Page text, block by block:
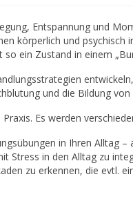
Entspannung und
körperlich und
ein Zustand in einem
und die Bildung
Es werden
in Ihren Alltag
Stress in den Alltag zu
zu erkennen, die evtl.